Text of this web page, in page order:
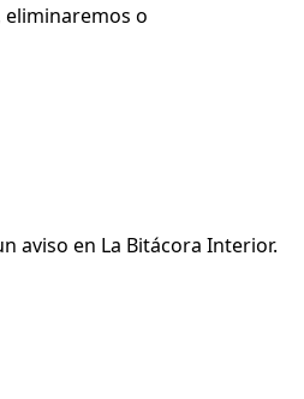
eliminaremos o
aviso en La Bitácora Interior.